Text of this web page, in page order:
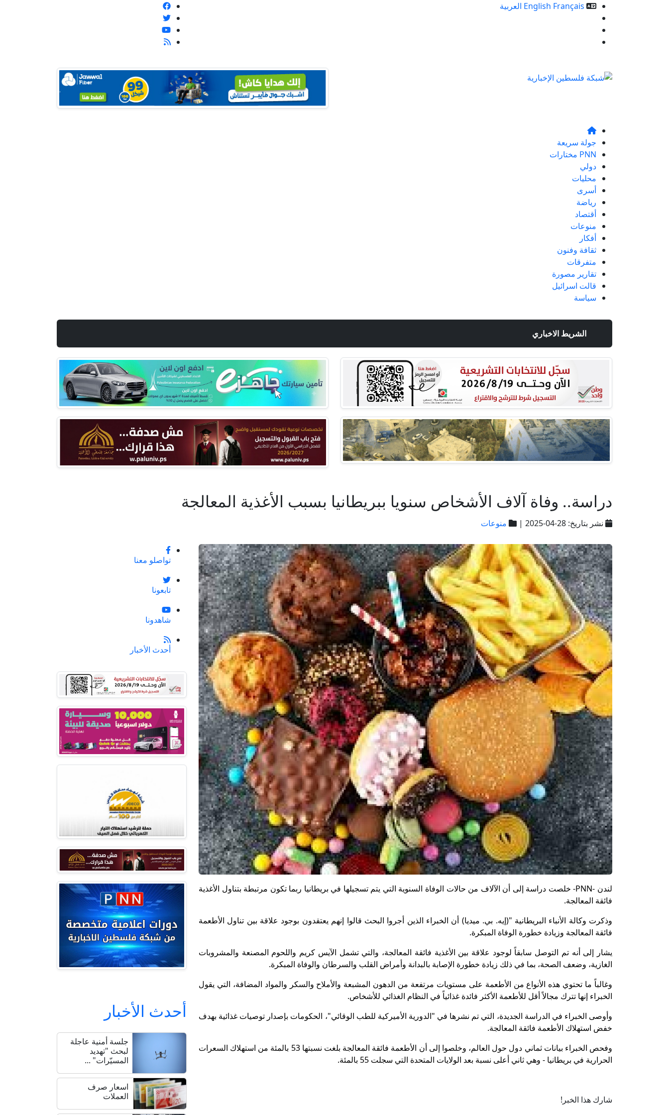
English Français
العربية
جولة سريعة
PNN مختارات
دولي
محليات
أسرى
رياضة
أقتصاد
منوعات
أفكار
ثقافة وفنون
متفرقات
تقارير مصورة
قالت اسرائيل
سياسة
الشريط الاخباري
دراسة.. وفاة آلاف الأشخاص سنويا ببريطانيا بسبب الأغذية المعالجة
نشر بتاريخ: 28-04-2025 | منوعات
لندن -PNN- خلصت دراسة إلى أن الآلاف من حالات الوفاة السنوية التي يتم تسجيلها في بريطانيا ربما تكون مرتبطة بتناول الأغذية
فائقة المعالجة.
وذكرت وكالة الأنباء البريطانية "(إيه. بي. ميديا) أن الخبراء الذين أجروا البحث قالوا إنهم يعتقدون بوجود علاقة بين تناول الأطعمة
فائقة المعالجة وزيادة خطورة الوفاة المبكرة.
يشار إلى أنه تم التوصل سابقاً لوجود علاقة بين الأغذية فائقة المعالجة، والتي تشمل الآيس كريم واللحوم المصنعة والمشروبات
الغازية، وضعف الصحة، بما في ذلك زيادة خطورة الإصابة بالبدانة وأمراض القلب والسرطان والوفاة المبكرة.
وغالباً ما تحتوي هذه الأنواع من الأطعمة على مستويات مرتفعة من الدهون المشبعة والأملاح والسكر والمواد المضافة، التي يقول
الخبراء إنها تترك مجالاً أقل للأطعمة الأكثر فائدة غذائياً في النظام الغذائي للأشخاص.
وأوصى الخبراء في الدراسة الجديدة، التي تم نشرها في "الدورية الأميركية للطب الوقائي"، الحكومات بإصدار توصيات غذائية بهدف
خفض استهلاك الأطعمة فائقة المعالجة.
وفحص الخبراء بيانات ثماني دول حول العالم، وخلصوا إلى أن الأطعمة فائقة المعالجة بلغت نسبتها 53 بالمئة من استهلاك السعرات
الحرارية في بريطانيا - وهي ثاني أعلى نسبة بعد الولايات المتحدة التي سجلت 55 بالمئة.
شارك هذا الخبر!
تواصلو معنا
تابعونا
شاهدونا
أحدث الأخبار
أحدث الأخبار
جلسة أمنية عاجلة
لبحث "تهديد
المسيّرات" ...
اسعار صرف
العملات